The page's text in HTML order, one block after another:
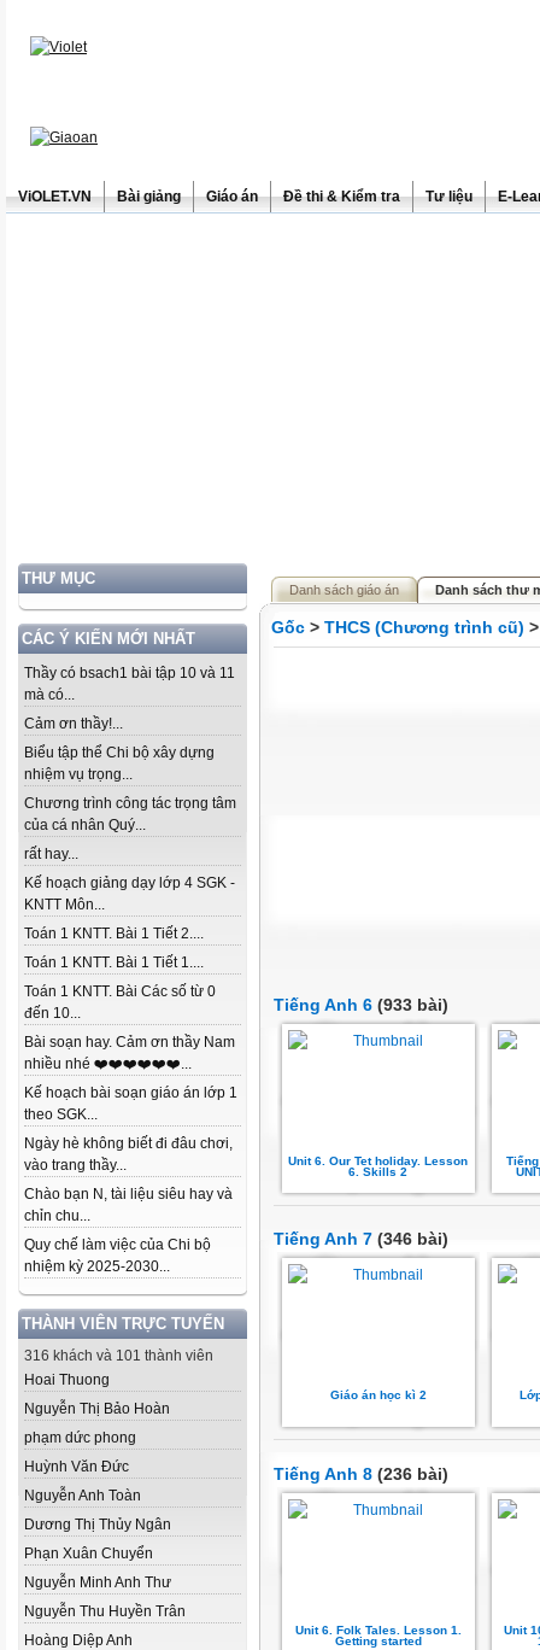
ViOLET.VN Bài giảng Giáo án Đề thi & Kiểm tra Tư liệu E-
THƯ MỤC
CÁC Ý KIẾN MỚI NHẤT
Thầy có bsach1 bài tập 10 và 11
mà có...
Cảm ơn thầy!...
Biểu tập thể Chi bộ xây dựng
nhiệm vụ trọng...
Chương trình công tác trọng tâm
của cá nhân Quý...
rất hay...
Kế hoạch giảng dạy lớp 4 SGK -
KNTT Môn...
Toán 1 KNTT. Bài 1 Tiết 2....
Toán 1 KNTT. Bài 1 Tiết 1....
Toán 1 KNTT. Bài Các số từ 0
đến 10...
Bài soạn hay. Cảm ơn thầy Nam
nhiều nhé ❤️❤️❤️❤️❤️❤️...
Kế hoạch bài soạn giáo án lớp 1
theo SGK...
Ngày hè không biết đi đâu chơi,
vào trang thầy...
Chào bạn N, tài liệu siêu hay và
chỉn chu...
Quy chế làm việc của Chi bộ
nhiệm kỳ 2025-2030...
THÀNH VIÊN TRỰC TUYẾN
316 khách và 101 thành viên
Hoai Thuong
Nguyễn Thị Bảo Hoàn
phạm dức phong
Huỳnh Văn Đức
Nguyễn Anh Toàn
Dương Thị Thủy Ngân
Phạn Xuân Chuyển
Nguyễn Minh Anh Thư
Nguyễn Thu Huyền Trân
Hoàng Diệp Anh
Danh sách giáo án Danh sách thư
Gốc > THCS (Chương trình cũ)
Tiếng Anh 6 (933 bài)
Unit 6. Our Tet holiday. Lesson
6. Skills 2
Tiếng Anh 7 (346 bài)
Giáo án học kì 2
Tiếng Anh 8 (236 bài)
Unit 6. Folk Tales. Lesson 1.
Getting started
Unit